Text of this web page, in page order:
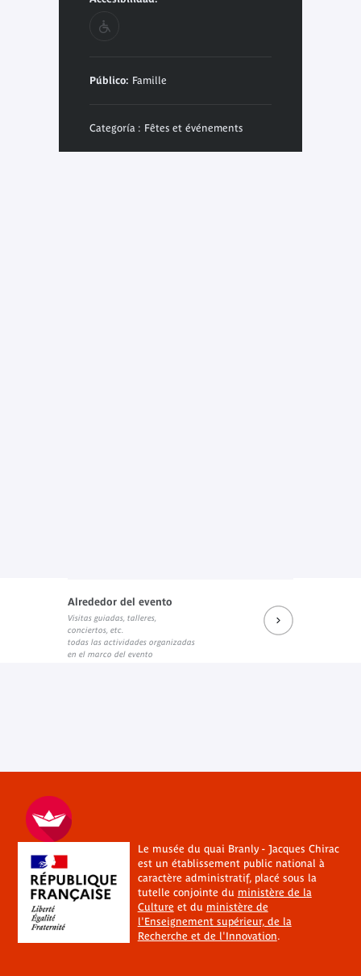
Público: Famille
Categoría : Fêtes et événements
Alrededor del evento
Visitas guiadas, talleres,
conciertos, etc.
todas las actividades organizadas
en el marco del evento
Le musée du quai Branly - Jacques Chirac
est un établissement public national à
caractère administratif, placé sous la
tutelle conjointe du ministère de la
Cultureet du ministère de
l'Enseignement supérieur, de la
Recherche et de l'Innovation.